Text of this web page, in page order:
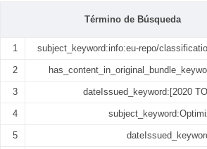
Término de Búsqueda
1 subject_keyword:info:eu-repo/
2
3 dateIssued_keyword:[2020
4
5